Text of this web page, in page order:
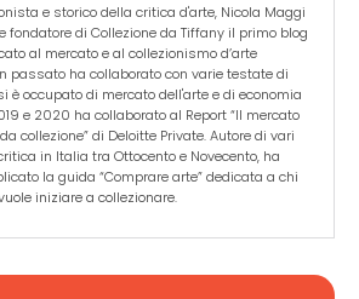
e storico della critica d'arte, Nicola Maggi
fondatore di Collezione da Tiffany il primo blog
al mercato e al collezionismo d’arte
passato ha collaborato con varie testate di
è occupato di mercato dell'arte e di economia
e 2020 ha collaborato al Report “Il mercato
collezione” di Deloitte Private. Autore di vari
in Italia tra Ottocento e Novecento, ha
la guida “Comprare arte” dedicata a chi
iniziare a collezionare.